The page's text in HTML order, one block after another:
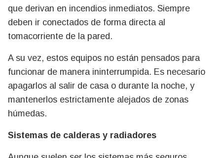
que derivan en incendios inmediatos. Siempre
deben ir conectados de forma directa al
tomacorriente de la pared.
A su vez, estos equipos no están pensados para
funcionar de manera ininterrumpida. Es necesario
apagarlos al salir de casa o durante la noche, y
mantenerlos estrictamente alejados de zonas
húmedas.
Sistemas de calderas y radiadores